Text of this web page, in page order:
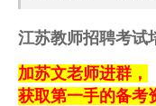
江苏教师招聘考试
加苏文老师进群，
获取第一手的备考